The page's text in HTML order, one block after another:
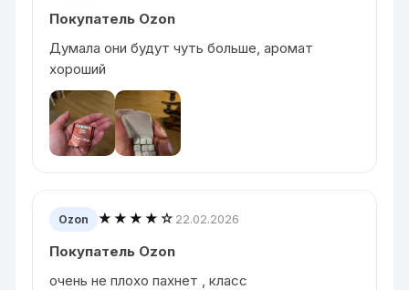
Покупатель Ozon
Думала они будут чуть больше, аромат
хороший
Ozon ★★★★☆ 22.02.2026
Покупатель Ozon
очень не плохо пахнет , класс